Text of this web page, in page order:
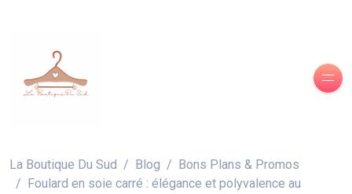
La Boutique Du Sud Blog
Bons Plans & Promos
Foulard en soie carré : élégance et polyvalence au